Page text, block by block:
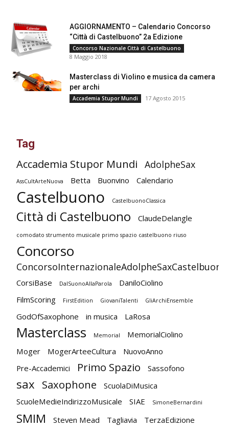
AGGIORNAMENTO – Calendario Concorso
“Città di Castelbuono” 2a Edizione
Concorso Nazionale Città di Castelbuono
8 Maggio 2018
Masterclass di Violino e musica da camera
per archi
Accademia Stupor Mundi 17 Agosto 2015
Tag
Accademia Stupor Mundi AdolpheSax
AssCultArteNuova Betta Buonvino Calendario
Castelbuono CastelbuonoClassica
Città di Castelbuono ClaudeDelangle
comodato strumento musicale primo spazio castelbuono riuso
Concorso
ConcorsoInternazionaleAdolpheSaxCastelbuono
CorsiBase DalSuonoAllaParola
DaniloCiolino
FilmScoring
FirstEdition GiovaniTalenti GliArchiEnsemble
GodOfSaxophone in musica LaRosa
Masterclass Memorial
MemorialCiolino
Moger
MogerArteeCultura
NuovoAnno
Pre-Accademici
Primo Spazio Sassofono
sax Saxophone
ScuolaDiMusica
ScuoleMedieIndirizzoMusicale
SIAE SimoneBernardini
SMIM Steven Mead Tagliavia
TerzaEdizione